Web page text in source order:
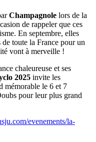
Champagnole lors de la
de rappeler que ces
En septembre, elles
toute la France pour un
vont à merveille !
chaleureuse et ses
2025 invite les
mémorable le 6 et 7
pour leur plus grand
evenements/la-